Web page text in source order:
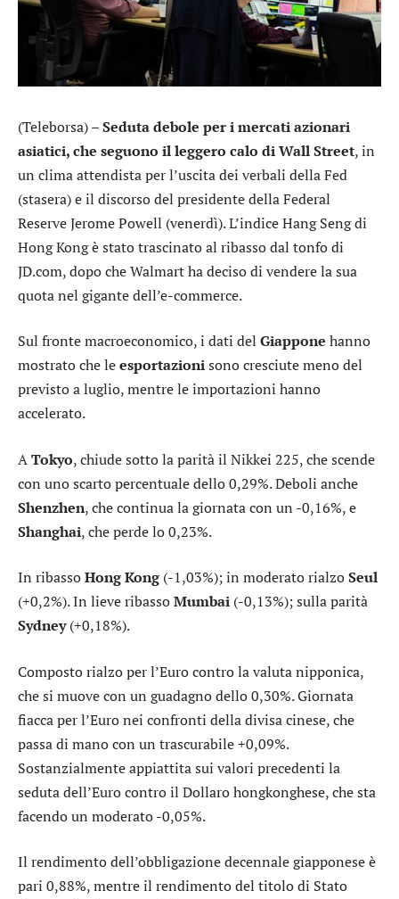
(Teleborsa) –Seduta debole per i mercati azionari
asiatici, che seguono il leggero calo di Wall Street, in
un clima attendista per l’uscita dei verbali della Fed
(stasera) e il discorso del presidente della Federal
Reserve Jerome Powell (venerdì). L’indice Hang Seng di
Hong Kong è stato trascinato al ribasso dal tonfo di
JD.com, dopo cheWalmartha deciso di vendere la sua
quota nel gigante dell’e-commerce.
Sul fronte macroeconomico, i dati del Giappone hanno
mostrato che leesportazionisono cresciute meno del
previsto a luglio, mentre le importazioni hanno
accelerato.
ATokyo, chiude sotto la parità il Nikkei 225, che scende
con uno scarto percentuale dello 0,29%. Deboli anche
Shenzhen, che continua la giornata con un -0,16%, e
Shanghai, che perde lo 0,23%.
In ribassoHong Kong(-1,03%); in moderato rialzoSeul
(+0,2%). In lieve ribassoMumbai (-0,13%); sulla parità
Sydney(+0,18%).
Composto rialzo per l’Euro contro la valuta nipponica,
che si muove con un guadagno dello 0,30%. Giornata
fiacca per l’Euro nei confronti della divisa cinese, che
passa di mano con un trascurabile +0,09%.
Sostanzialmente appiattita sui valori precedenti la
seduta dell’Euro contro il Dollaro hongkonghese, che sta
facendo un moderato -0,05%.
Il rendimento dell’obbligazione decennale giapponeseè
pari 0,88%, mentre il rendimento del titolo di Stato